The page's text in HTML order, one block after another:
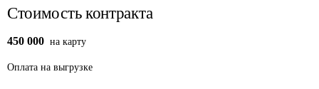
Стоимость контракта
450 000 на карту
Оплата на выгрузке